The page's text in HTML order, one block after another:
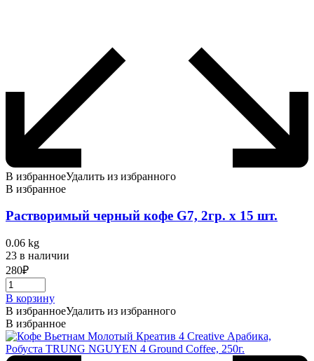
В избранноеУдалить из избранного
В избранное
Растворимый черный кофе G7, 2гр. х 15 шт.
0.06 kg
23 в наличии
280₽
В корзину
В избранноеУдалить из избранного
В избранное